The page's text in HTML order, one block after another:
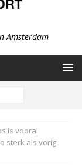
Amsterdam
is vooral
sterk als vorig